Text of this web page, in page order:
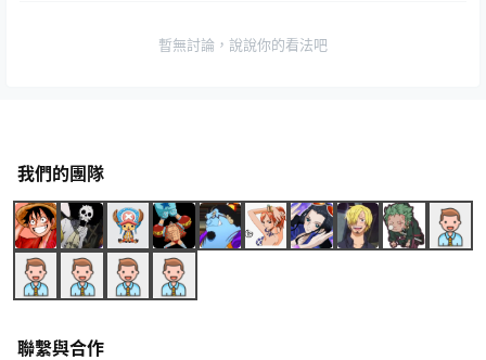
暫無討論，說說你的看法吧
我們的團隊
聯繫與合作